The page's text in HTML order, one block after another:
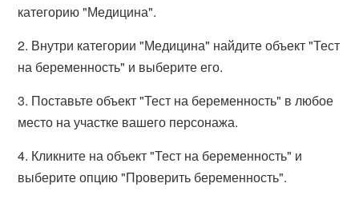
категорию "Медицина".
2. Внутри категории "Медицина" найдите объект "Тест
на беременность" и выберите его.
3. Поставьте объект "Тест на беременность" в любое
место на участке вашего персонажа.
4. Кликните на объект "Тест на беременность" и
выберите опцию "Проверить беременность".